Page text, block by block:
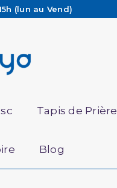
(lun au Vend)
FAQ
d'achat*
Tapis de Prière
Blog